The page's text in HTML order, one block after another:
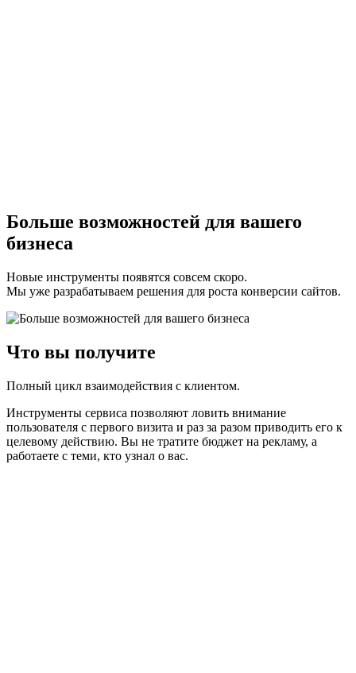
Больше возможностей для вашего
бизнеса
Новые инструменты появятся совсем скоро.
Мы уже разрабатываем решения для роста конверсии сайтов.
Что вы получите
Полный цикл взаимодействия с клиентом.
Инструменты сервиса позволяют ловить внимание
пользователя с первого визита и раз за разом приводить его к
целевому действию. Вы не тратите бюджет на рекламу, а
работаете с теми, кто узнал о вас.